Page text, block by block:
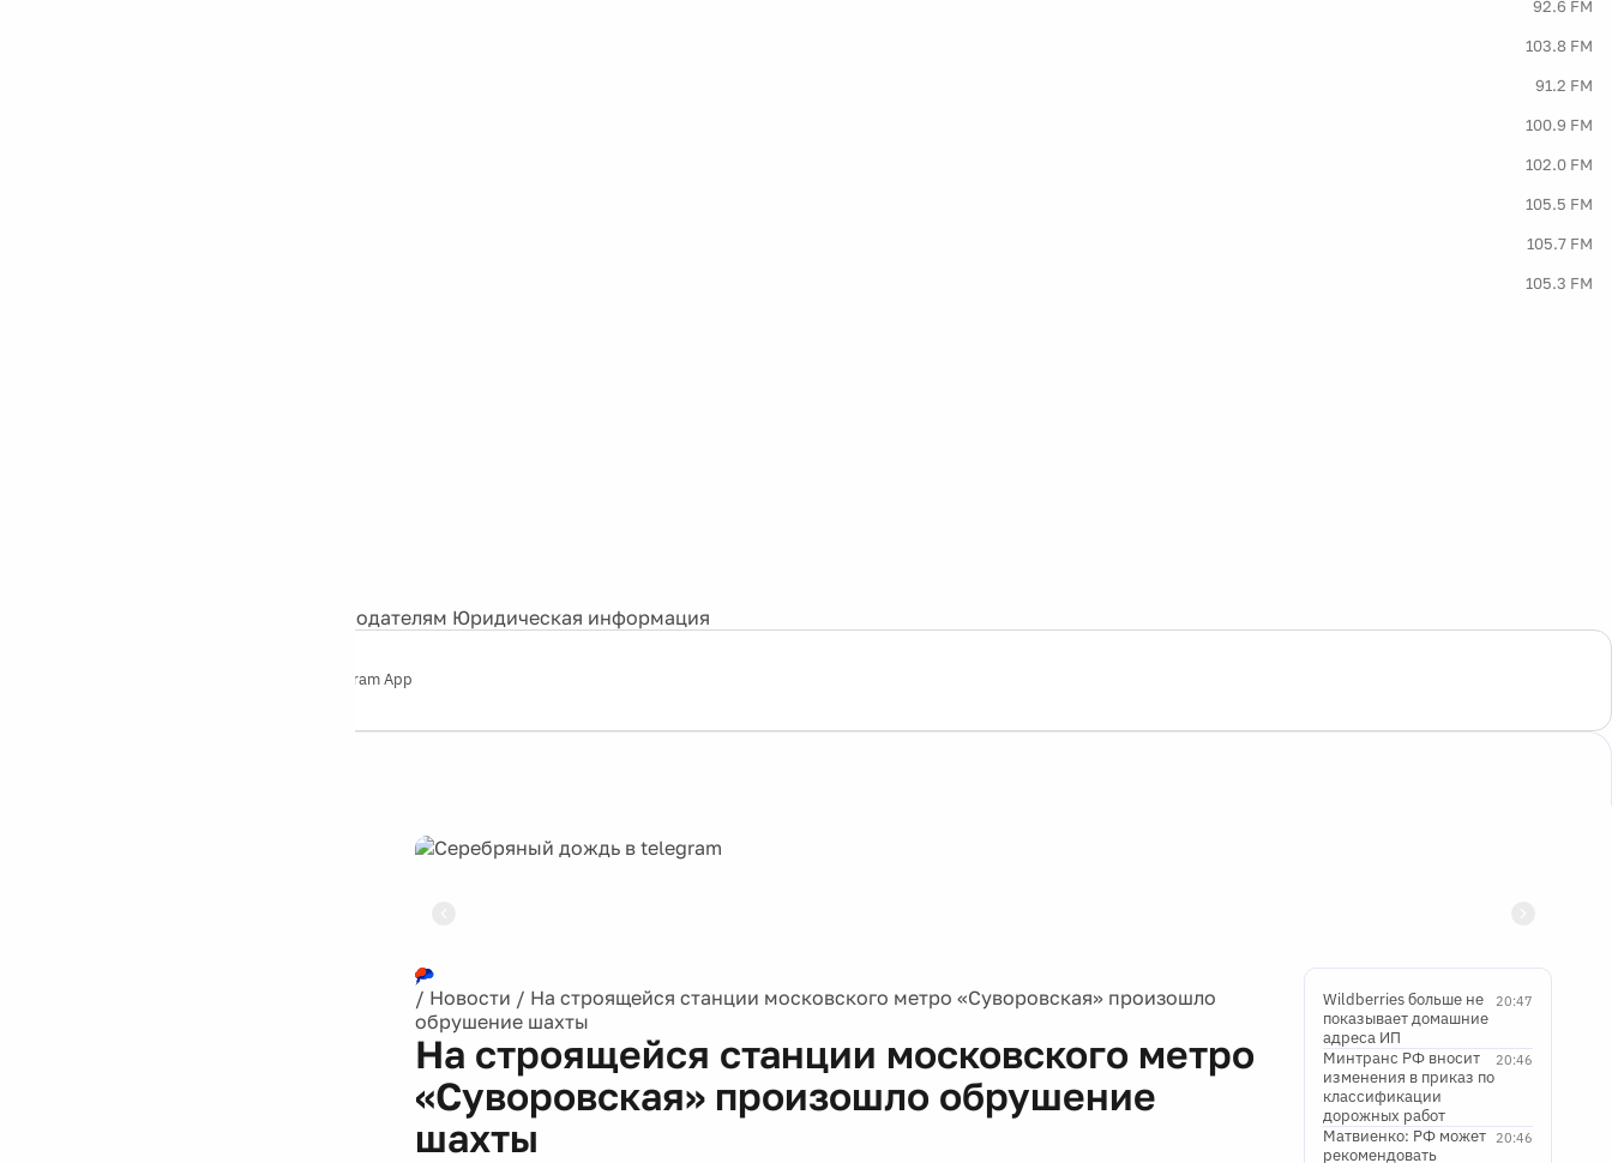
92.6 FM
103.8 FM
91.2 FM
100.9 FM
102.0 FM
105.5 FM
105.7 FM
105.3 FM
Рекламодателям Юридическая информация
Telegram App
/ Новости / На строящейся станции московского метро «Суворовская» произошло
обрушение шахты
На строящейся станции московского метро
«Суворовская» произошло обрушение
шахты
20:47
Wildberries больше не
показывает домашние
адреса ИП
20:46
Минтранс РФ вносит
изменения в приказ по
классификации
дорожных работ
20:46
Матвиенко: РФ может
рекомендовать